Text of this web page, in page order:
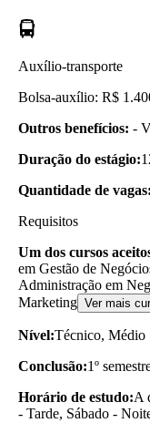
Auxílio-transporte
Bolsa-auxílio: R$
Outros benefícios: -
Duração do estágio:
Quantidade de vagas:
Requisitos
Um dos cursos
em Gestão de
Administração em
Marketing Ver mais
Nível:Técnico, Médio
Conclusão:1º
Horário de estudo:A
- Tarde, Sábado -